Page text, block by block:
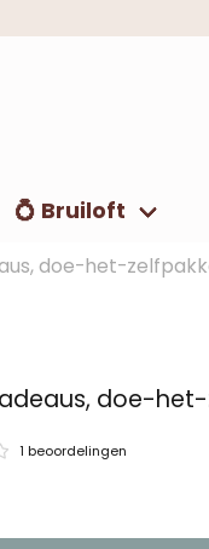
💍 Bruiloft
doe-het-
doe-
1 beoordelingen